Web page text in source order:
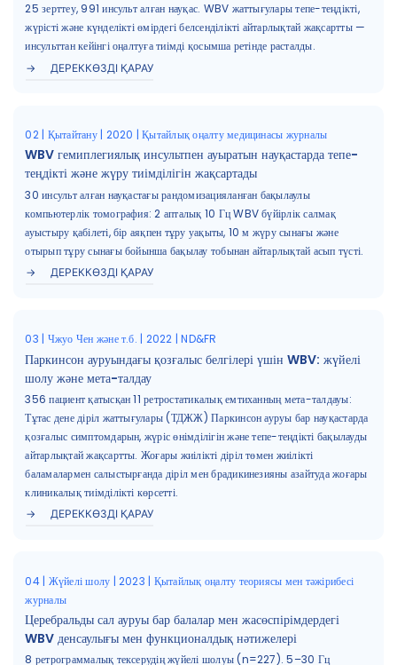
25 зерттеу, 991 инсульт алған науқас. WBV жаттығулары тепе-теңдікті,
жүрісті және күнделікті өмірдегі белсенділікті айтарлықтай жақсартты —
инсульттан кейінгі оңалтуға тиімді қосымша ретінде расталды.
ДЕРЕККӨЗДІ ҚАРАУ
02 | Қытайтану | 2020 | Қытайлық оңалту медицинасы журналы
WBV гемиплегиялық инсультпен ауыратын науқастарда тепе-
теңдікті және жүру тиімділігін жақсартады
30 инсульт алған науқастағы рандомизацияланған бақылаулы
компьютерлік томография: 2 апталық 10 Гц WBV бүйірлік салмақ
ауыстыру қабілеті, бір аяқпен тұру уақыты, 10 м жүру сынағы және
отырып тұру сынағы бойынша бақылау тобынан айтарлықтай асып түсті.
ДЕРЕККӨЗДІ ҚАРАУ
03 | Чжуо Чен және т.б. | 2022 | ND&FR
Паркинсон ауруындағы қозғалыс белгілері үшін WBV: жүйелі
шолу және мета-талдау
356 пациент қатысқан 11 ретростатикалық емтиханның мета-талдауы:
Тұтас дене діріл жаттығулары (ТДЖЖ) Паркинсон ауруы бар науқастарда
қозғалыс симптомдарын, жүріс өнімділігін және тепе-теңдікті бақылауды
айтарлықтай жақсартты. Жоғары жиілікті діріл төмен жиілікті
баламалармен салыстырғанда діріл мен брадикинезияны азайтуда жоғары
клиникалық тиімділікті көрсетті.
ДЕРЕККӨЗДІ ҚАРАУ
04 | Жүйелі шолу | 2023 | Қытайлық оңалту теориясы мен тәжірибесі
журналы
Церебральды сал ауруы бар балалар мен жасөспірімдердегі
WBV денсаулығы мен функционалдық нәтижелері
8 ретрограммалық тексерудің жүйелі шолуы (n=227). 5–30 Гц